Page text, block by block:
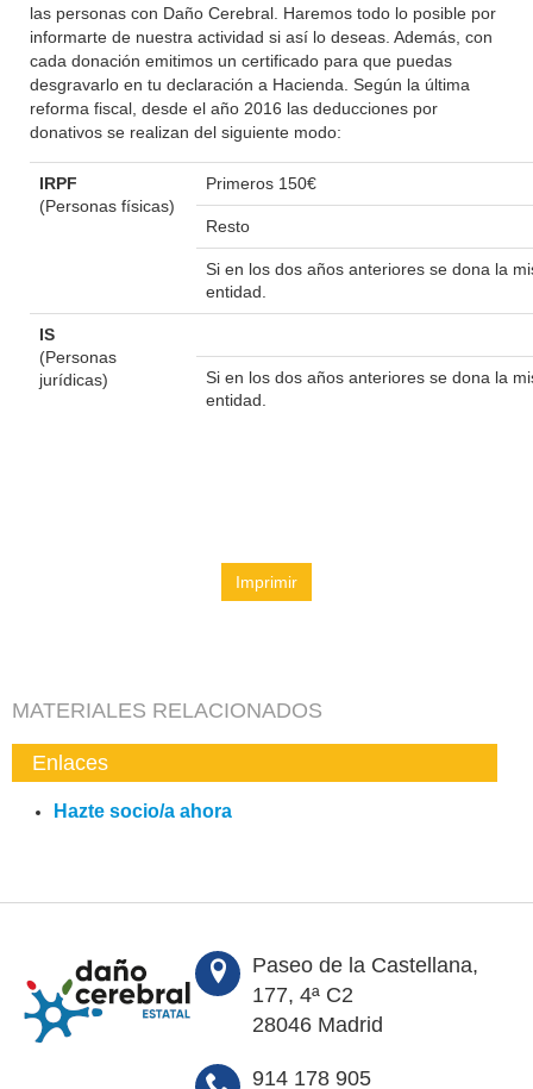
las personas con Daño Cerebral. Haremos todo lo posible por
informarte de nuestra actividad si así lo deseas. Además, con
cada donación emitimos un certificado para que puedas
desgravarlo en tu declaración a Hacienda. Según la última
reforma fiscal, desde el año 2016 las deducciones por
donativos se realizan del siguiente modo:
IRPF
(Personas físicas)
Primeros 150€
Resto
Si en los dos años anteriores se dona la
entidad.
IS
(Personas
jurídicas)
Si en los dos años anteriores se dona la
entidad.
Imprimir
MATERIALES RELACIONADOS
Enlaces
Hazte socio/a ahora
Paseo de la Castellana,
177, 4ª C2
28046 Madrid
914 178 905